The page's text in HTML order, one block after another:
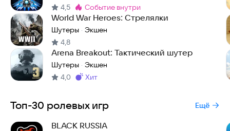
4,5 Метка:
событие внутри
World War Heroes: Стрелялки
Шутеры · Экшен
4,8
Arena Breakout: Тактический шутер
Шутеры · Экшен
4,0 Метка
хит
Топ-30 ролевых игр Ещё
BLACK RUSSIA